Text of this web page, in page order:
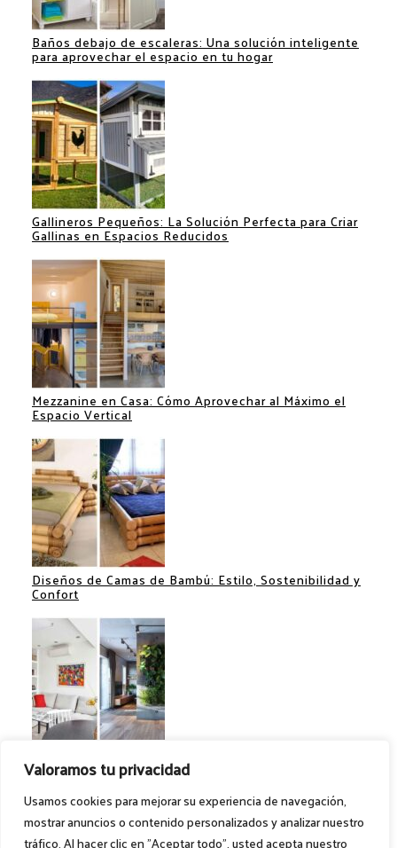
Valoramos tu privacidad
Usamos cookies para mejorar su experiencia de navegación,
mostrar anuncios o contenido personalizados y analizar nuestro
tráfico. Al hacer clic en "Aceptar todo", usted acepta nuestro
Baños debajo de escaleras: Una solución inteligente
para aprovechar el espacio en tu hogar
Gallineros Pequeños: La Solución Perfecta para Criar
Gallinas en Espacios Reducidos
Mezzanine en Casa: Cómo Aprovechar al Máximo el
Espacio Vertical
Diseños de Camas de Bambú: Estilo, Sostenibilidad y
Confort
Separadores de Espacios: Ideas Creativas para
Optimizar tu Hogar